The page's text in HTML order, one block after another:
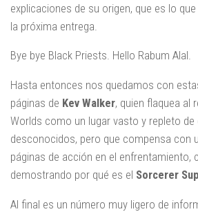
explicaciones de su origen, que es lo
la próxima entrega.
Bye bye Black Priests. Hello Rabum Alal.
Hasta entonces nos quedamos con
páginas de Kev Walker, quien flaquea al
Worlds como un lugar vasto y repleto de
desconocidos, pero que compensa con
páginas de acción en el enfrentamiento,
demostrando por qué es el Sorcerer
Al final es un número muy ligero de